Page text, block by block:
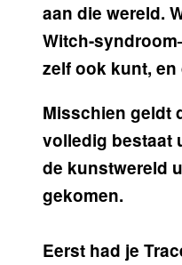
aan die wereld.
Witch-
zelf ook kunt,
Misschien geldt
volledig bestaat
de kunstwereld
gekomen.
Eerst had je